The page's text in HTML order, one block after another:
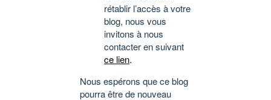
rétablir l’accès à votre
blog, nous vous
invitons à nous
contacter en suivant
ce lien.
Nous espérons que ce blog
pourra être de nouveau